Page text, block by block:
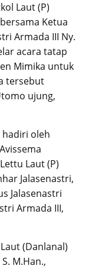
Laut (P)
Ketua
Armada III Ny.
acara tatap
Mimika untuk
tersebut
ujung,
oleh
Laut (P)
Jalasenastri,
Jalasenastri
Armada III,
(Danlanal)
M.Han.,